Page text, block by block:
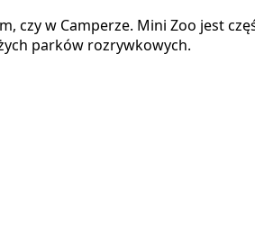
czy w Camperze. Mini Zoo jest
parków rozrywkowych.